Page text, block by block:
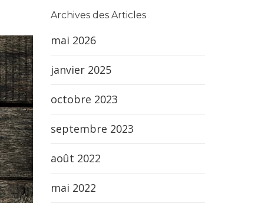
Archives des Articles
mai 2026
janvier 2025
octobre 2023
septembre 2023
août 2022
mai 2022